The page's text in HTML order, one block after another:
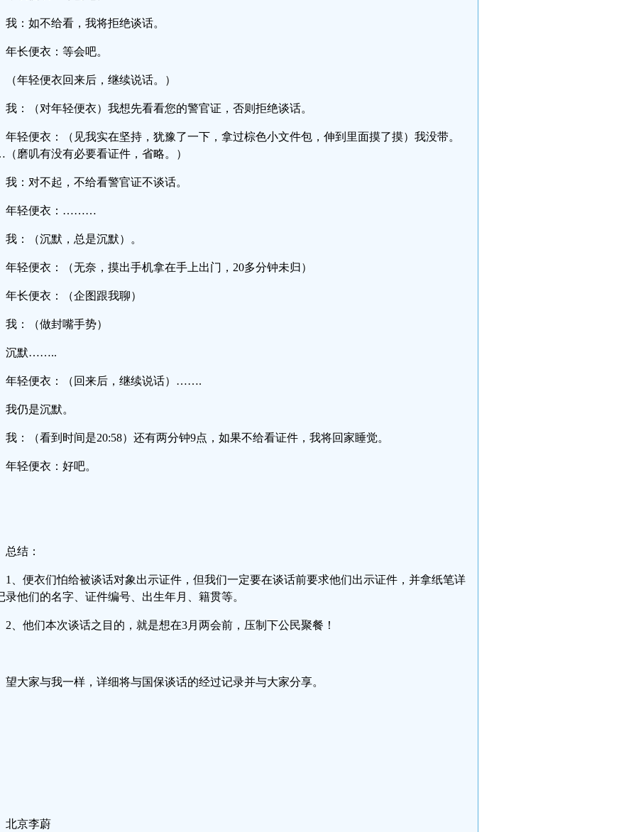
我：如不给看，我将拒绝谈话。
年长便衣：等会吧。
（年轻便衣回来后，继续说话。）
我：（对年轻便衣）我想先看看您的警官证，否则拒绝谈话。
年轻便衣：（见我实在坚持，犹豫了一下，拿过棕色小文件包，伸到里面摸了摸）我没带。
磨叽有没有必要看证件，省略。）
我：对不起，不给看警官证不谈话。
年轻便衣：………
我：（沉默，总是沉默）。
年轻便衣：（无奈，摸出手机拿在手上出门，20多分钟未归）
年长便衣：（企图跟我聊）
我：（做封嘴手势）
沉默……..
年轻便衣：（回来后，继续说话）…….
我仍是沉默。
我：（看到时间是20:58）还有两分钟9点，如果不给看证件，我将回家睡觉。
年轻便衣：好吧。
总结：
1、便衣们怕给被谈话对象出示证件，但我们一定要在谈话前要求他们出示证件，并拿纸笔详
录他们的名字、证件编号、出生年月、籍贯等。
2、他们本次谈话之目的，就是想在3月两会前，压制下公民聚餐！
望大家与我一样，详细将与国保谈话的经过记录并与大家分享。
北京李蔚